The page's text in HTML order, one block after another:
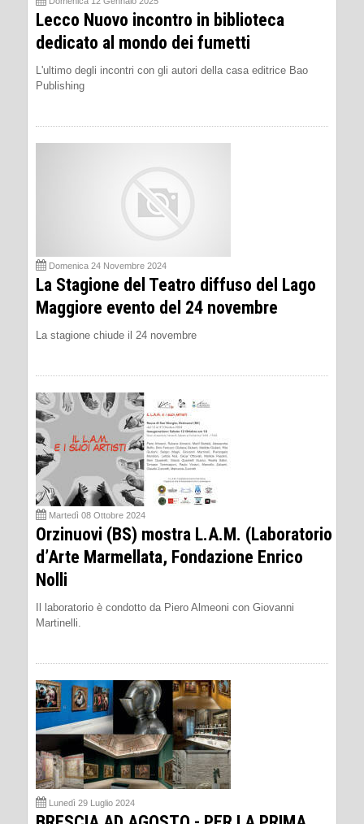
Lecco Nuovo incontro in biblioteca
dedicato al mondo dei fumetti
L'ultimo degli incontri con gli autori della casa editrice Bao
Publishing
Domenica 24 Novembre 2024
La Stagione del Teatro diffuso del Lago
Maggiore evento del 24 novembre
La stagione chiude il 24 novembre
Martedì 08 Ottobre 2024
Orzinuovi (BS) mostra L.A.M. (Laboratorio
d’Arte Marmellata, Fondazione Enrico
Nolli
Il laboratorio è condotto da Piero Almeoni con Giovanni
Martinelli.
Lunedì 29 Luglio 2024